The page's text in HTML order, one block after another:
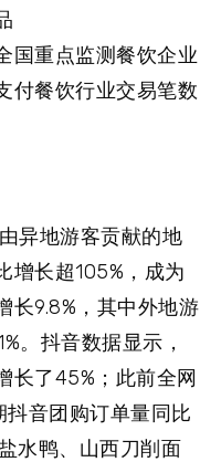
国重点监测餐饮企业
付餐饮行业交易笔数
异地游客贡献的地
增长超105%，成为
长9.8%，其中外地游
。抖音数据显示，
长了45%；此前全网
抖音团购订单量同比
水鸭、山西刀削面